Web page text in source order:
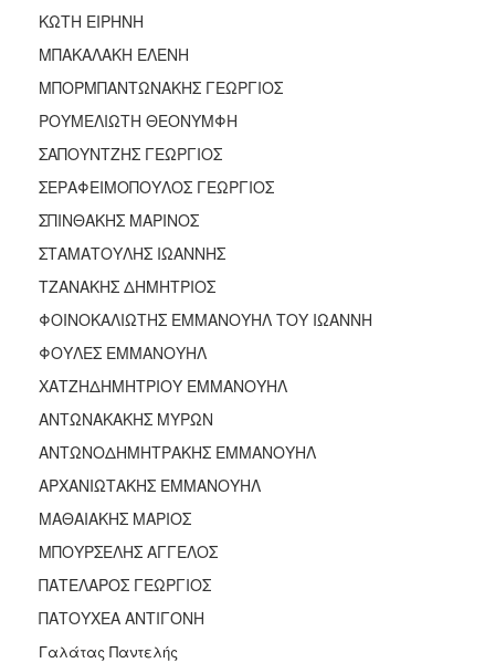
ΤΟΠΟΣ
ΠΟΛΙΤΙΣΜΟΣ
ΠΟΛΗ
ΚΩΤΗ ΕΙΡΗΝΗ
ΜΠΑΚΑΛΑΚΗ ΕΛΕΝΗ
ΜΠΟΡΜΠΑΝΤΩΝΑΚΗΣ ΓΕΩΡΓΙΟΣ
ΡΟΥΜΕΛΙΩΤΗ ΘΕΟΝΥΜΦΗ
ΣΑΠΟΥΝΤΖΗΣ ΓΕΩΡΓΙΟΣ
ΣΕΡΑΦΕΙΜΟΠΟΥΛΟΣ ΓΕΩΡΓΙΟΣ
ΣΠΙΝΘΑΚΗΣ ΜΑΡΙΝΟΣ
ΣΤΑΜΑΤΟΥΛΗΣ ΙΩΑΝΝΗΣ
ΤΖΑΝΑΚΗΣ ΔΗΜΗΤΡΙΟΣ
ΦΟΙΝΟΚΑΛΙΩΤΗΣ ΕΜΜΑΝΟΥΗΛ ΤΟΥ ΙΩΑΝΝΗ
ΦΟΥΛΕΣ ΕΜΜΑΝΟΥΗΛ
ΧΑΤΖΗΔΗΜΗΤΡΙΟΥ ΕΜΜΑΝΟΥΗΛ
ΑΝΤΩΝΑΚΑΚΗΣ ΜΥΡΩΝ
ΑΝΤΩΝΟΔΗΜΗΤΡΑΚΗΣ ΕΜΜΑΝΟΥΗΛ
ΑΡΧΑΝΙΩΤΑΚΗΣ ΕΜΜΑΝΟΥΗΛ
ΜΑΘΑΙΑΚΗΣ ΜΑΡΙΟΣ
ΜΠΟΥΡΣΕΛΗΣ ΑΓΓΕΛΟΣ
ΠΑΤΕΛΑΡΟΣ ΓΕΩΡΓΙΟΣ
ΠΑΤΟΥΧΕΑ ΑΝΤΙΓΟΝΗ
Γαλάτας Παντελής